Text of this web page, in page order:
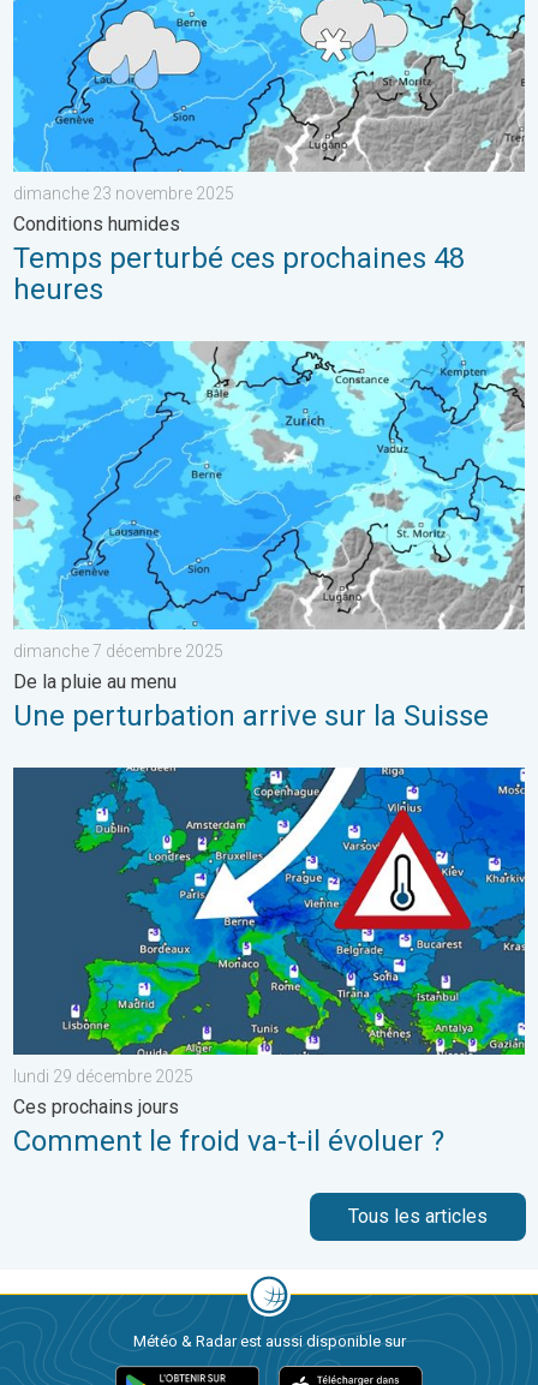
dimanche 23 novembre 2025
Conditions humides
Temps perturbé ces prochaines 48
heures
Une perturbation arrive sur la Suisse. De la pluie au menu. . .
dimanche 7 décembre 2025
De la pluie au menu
Une perturbation arrive sur la Suisse
Comment le froid va-t-il évoluer ?. Ces prochains jours. . .
lundi 29 décembre 2025
Ces prochains jours
Comment le froid va-t-il évoluer ?
Tous les articles
Météo & Radar est aussi disponible sur